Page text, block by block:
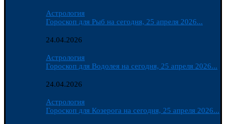
Астрология
Гороскоп для Рыб на сегодня, 25 апреля 2026...
24.04.2026
Астрология
Гороскоп для Водолея на сегодня, 25 апреля 2026...
24.04.2026
Астрология
Гороскоп для Козерога на сегодня, 25 апреля 2026...